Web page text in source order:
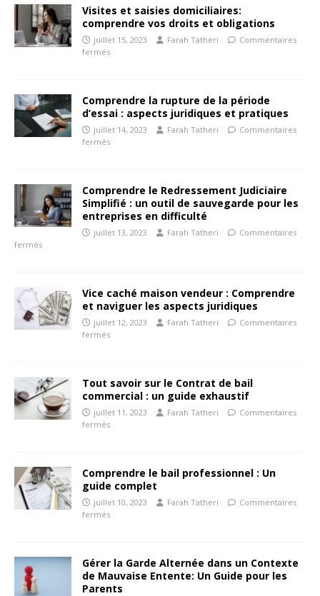
Visites et saisies domiciliaires:
comprendre vos droits et obligations
juillet 15, 2023 Farah Tatheri
Commentaires
fermés
Comprendre la rupture de la période
d’essai : aspects juridiques et pratiques
juillet 14, 2023 Farah Tatheri
Commentaires
fermés
Comprendre le Redressement Judiciaire
Simplifié : un outil de sauvegarde pour les
entreprises en difficulté
juillet 13, 2023 Farah Tatheri
Commentaires
fermés
Vice caché maison vendeur : Comprendre
et naviguer les aspects juridiques
juillet 12, 2023 Farah Tatheri
Commentaires
fermés
Tout savoir sur le Contrat de bail
commercial : un guide exhaustif
juillet 11, 2023 Farah Tatheri
Commentaires
fermés
Comprendre le bail professionnel : Un
guide complet
juillet 10, 2023 Farah Tatheri
Commentaires
fermés
Gérer la Garde Alternée dans un Contexte
de Mauvaise Entente: Un Guide pour les
Parents